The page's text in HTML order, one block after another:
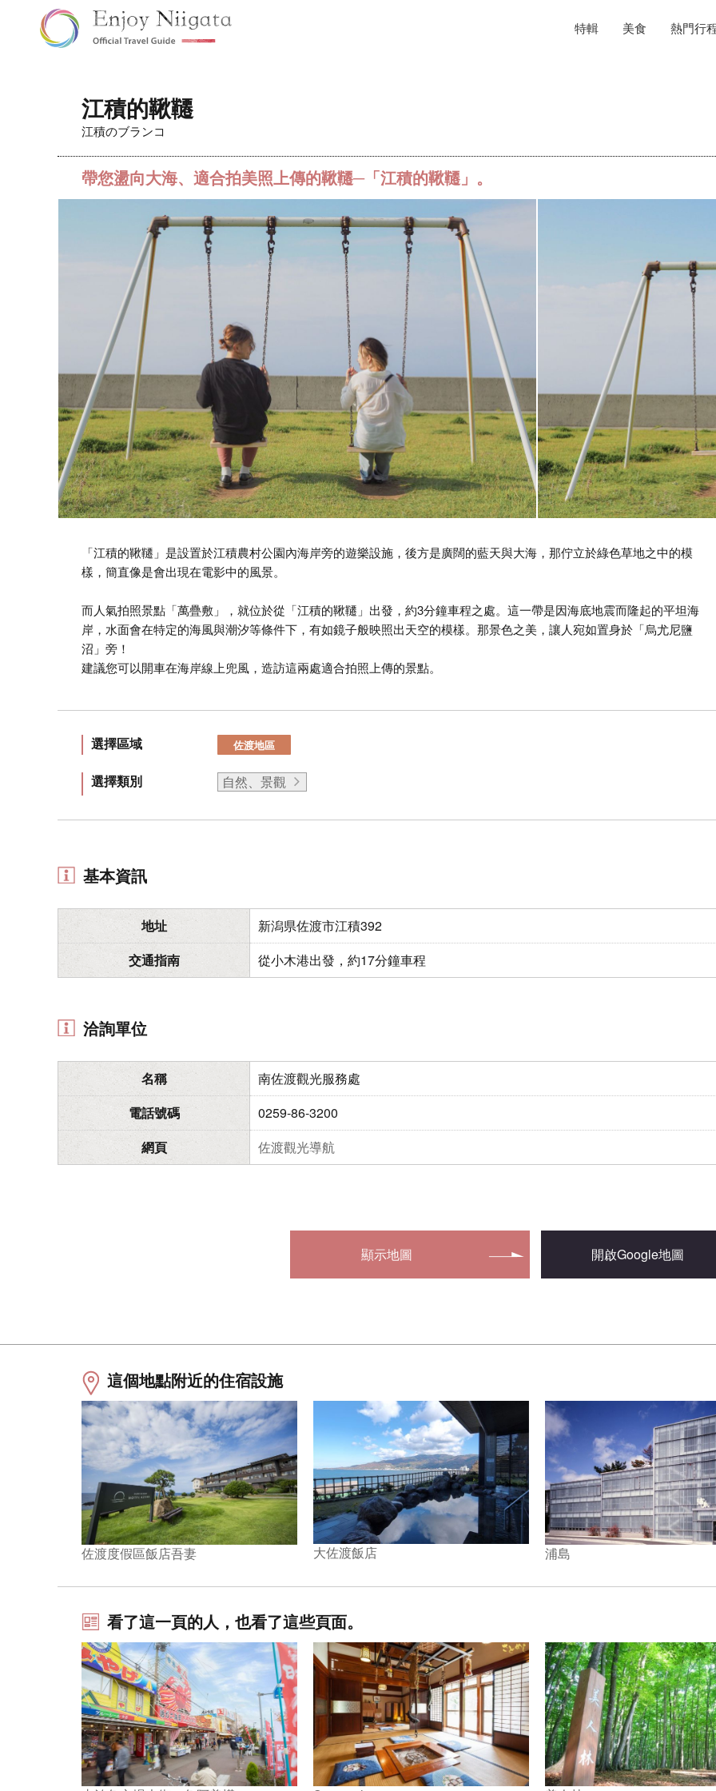
特輯 美食 熱門行
江積的鞦韆
江積のブランコ
帶您盪向大海、適合拍美照上傳的鞦韆─「江積的鞦韆」。
「江積的鞦韆」是設置於江積農村公園內海岸旁的遊樂設施，後方是廣闊的藍天與大海，那佇立於綠色草地之中的模
樣，簡直像是會出現在電影中的風景。
而人氣拍照景點「萬疊敷」，就位於從「江積的鞦韆」出發，約3分鐘車程之處。這一帶是因海底地震而隆起的平坦海
岸，水面會在特定的海風與潮汐等條件下，有如鏡子般映照出天空的模樣。那景色之美，讓人宛如置身於「烏尤尼鹽
沼」旁！
建議您可以開車在海岸線上兜風，造訪這兩處適合拍照上傳的景點。
選擇區域 佐渡地區
選擇類別 自然、景觀
基本資訊
地址
新潟県佐渡市江積392
交通指南
從小木港出發，約17分鐘車程
洽詢單位
名稱
南佐渡觀光服務處
電話號碼
0259-86-3200
網頁
佐渡觀光導航
顯示地圖 開啟Google地圖
這個地點附近的住宿設施
佐渡度假區飯店吾妻 大佐渡飯店 浦島
看了這一頁的人，也看了這些頁面。